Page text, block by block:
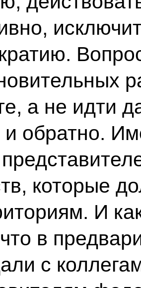
а не идти
и обратно.
которые
И
в
с